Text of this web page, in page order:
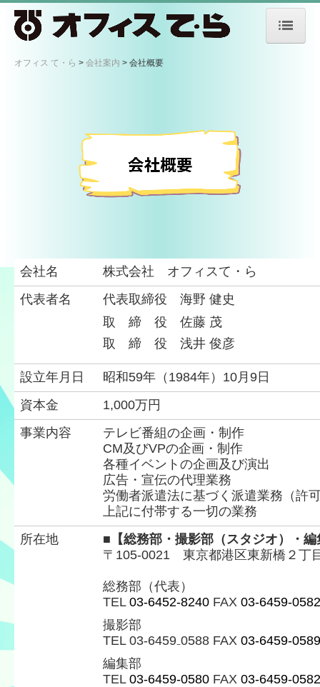
オフィス て・ら
制作部
撮影部
採用情報
募集要項
オフィス て・ら 会社案内 会社概要
会社名
株式会社 オフィスて・ら
代表者名
代表取締役 海野 健史
取 締 役 佐藤 茂
取 締 役 浅井 俊彦
設立年月日
昭和59年（1984年）10月9日
資本金
1,000万円
事業内容
テレビ番組の企画・制作
CM及びVPの企画・制作
各種イベントの企画及び演出
広告・宣伝の代理業務
労働者派遣法に基づく派遣業務（許
上記に付帯する一切の業務
所在地
■【総務部・撮影部（スタジオ）・
〒105-0021 東京都港区東新橋２丁
総務部（代表）
TEL 03-6452-8240 FAX 03-6459-0582
撮影部
TEL 03-6459₋0588 FAX 03-6459-0589
編集部
TEL 03-6459-0580 FAX 03-6459-0582